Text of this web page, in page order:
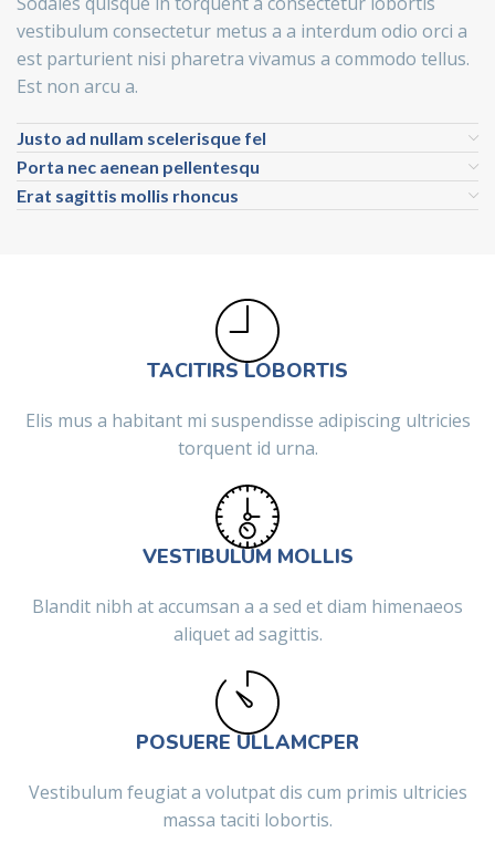
vestibulum consectetur metus a a interdum odio orci a
est parturient nisi pharetra vivamus a commodo tellus.
Est non arcu a.
Justo ad nullam scelerisque fel
Porta nec aenean pellentesqu
Erat sagittis mollis rhoncus
TACITIRS LOBORTIS
Elis mus a habitant mi suspendisse adipiscing ultricies
torquent id urna.
VESTIBULUM MOLLIS
Blandit nibh at accumsan a a sed et diam himenaeos
aliquet ad sagittis.
POSUERE ULLAMCPER
Vestibulum feugiat a volutpat dis cum primis ultricies
massa taciti lobortis.